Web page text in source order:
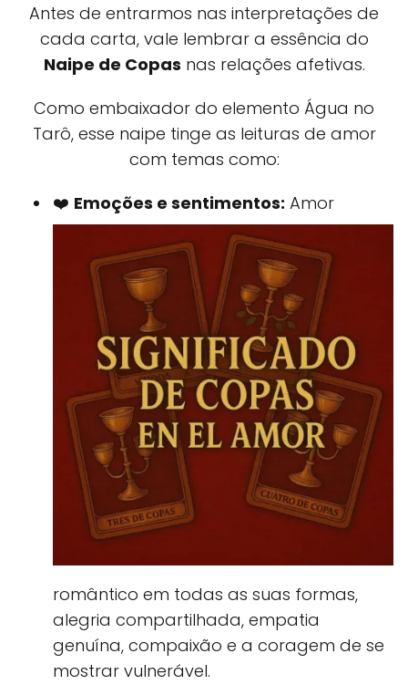
Antes de entrarmos nas interpretações de
cada carta, vale lembrar a essência do
Naipe de Copas nas relações afetivas.
Como embaixador do elemento Água no
Tarô, esse naipe tinge as leituras de amor
com temas como:
❤️ Emoções e sentimentos: Amor
romântico em todas as suas formas,
alegria compartilhada, empatia
genuína, compaixão e a coragem de se
mostrar vulnerável.